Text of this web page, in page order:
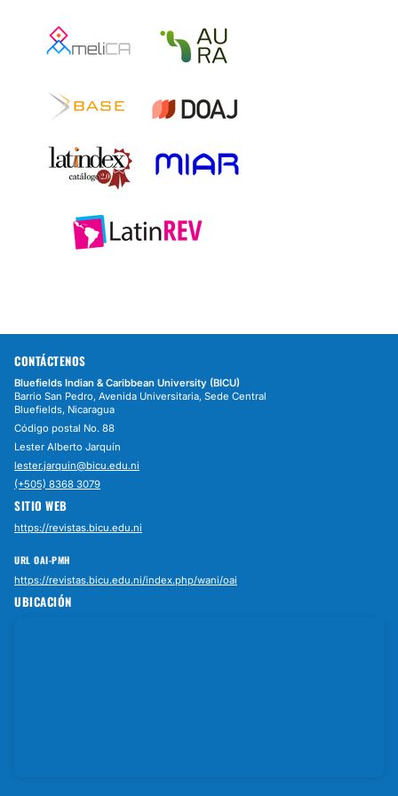
CONTÁCTENOS
Bluefields Indian & Caribbean University (BICU)
Barrio San Pedro, Avenida Universitaria, Sede Central
Bluefields, Nicaragua
Código postal No. 88
Lester Alberto Jarquín
lester.jarquin@bicu.edu.ni
(+505) 8368 3079
SITIO WEB
https://revistas.bicu.edu.ni
URL OAI-PMH
https://revistas.bicu.edu.ni/index.php/wani/oai
UBICACIÓN